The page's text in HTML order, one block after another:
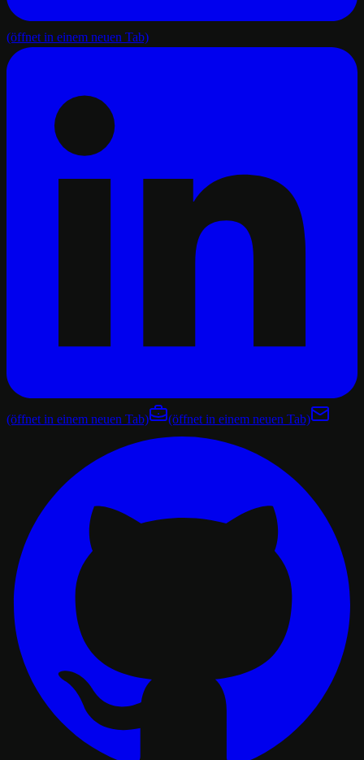
(öffnet in einem neuen Tab)
(öffnet in einem neuen Tab) (öffnet in einem neuen Tab)